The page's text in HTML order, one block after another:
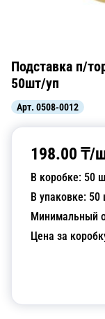
Подставка п/
50шт/уп
Арт. 0508-0012
198.00 ₸/
В коробке: 50
В упаковке: 50
Минимальный
Цена за